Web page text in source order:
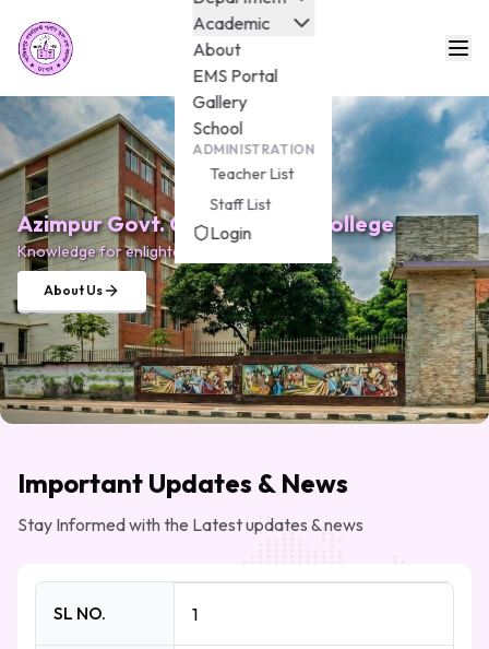
Academic
About
EMS Portal
Gallery
School
ADMINISTRATION
Teacher List
Staff List
Login
Azimpur Govt. Girls School & College
Knowledge for enlightenment.
About Us
Important Updates & News
Stay Informed with the Latest updates & news
SL NO. 1